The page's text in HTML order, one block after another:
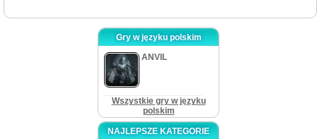
Gry w języku polskim
ANVIL
Wszystkie gry w języku
polskim
NAJLEPSZE KATEGORIE